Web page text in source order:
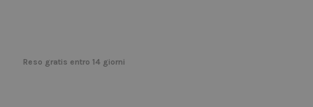
Reso gratis entro 14 giorni